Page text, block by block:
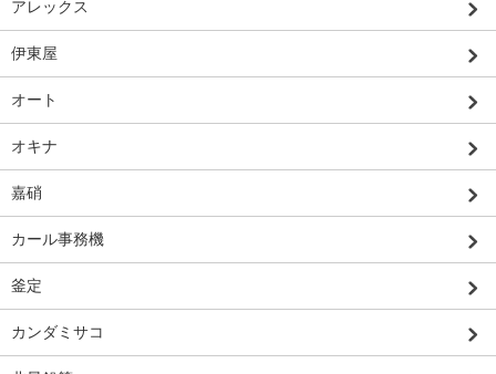
アレックス
伊東屋
オート
オキナ
嘉硝
カール事務機
釜定
カンダミサコ